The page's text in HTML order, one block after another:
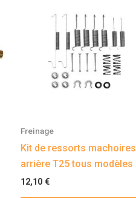
Freinage
Kit de ressorts machoires
arrière T25 tous modèles
12,10€